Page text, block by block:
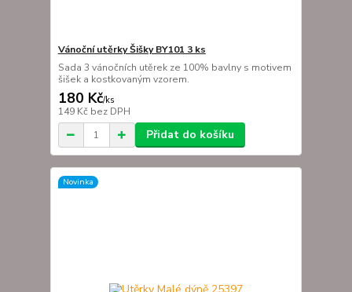
Vánoční utěrky Šišky BY101 3 ks
Sada 3 vánočních utěrek ze 100% bavlny s motivem
šišek a kostkovaným vzorem.
180 Kč/ks
149 Kč bez DPH
Přidat do košíku
Novinka